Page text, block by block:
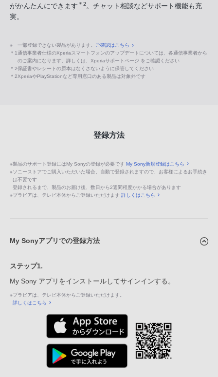
がかんたんにできます ＊2。チャット相談などサポート機能も充
実。
※ 一部登録できない製品があります。 ご確認はこちら
＊1通信事業者仕様のXperiaスマートフォンのアップデートについては、各通信事業者から
のご案内になります。詳しくは、Xperiaサポートページ をご確認ください
＊2保証書やレシートの原本はなくさないように保管してください
＊2XperiaやPlayStationなど専用窓口のある製品は対象外です
登録方法
※製品のサポート登録にはMy Sonyの登録が必要です My Sony新規登録はこちら
※ソニーストアでご購入いただいた場合、自動で登録されますので、お客様によるお手続き
は不要です
登録されるまで、製品のお届け後、数日から2週間程度かかる場合があります
※ブラビアは、テレビ本体からご登録いただけます 詳しくはこちら
My Sonyアプリでの登録方法
ステップ1.
My Sony アプリをインストールしてサインインする。
※ブラビアは、テレビ本体からご登録いただけます。
詳しくはこちら